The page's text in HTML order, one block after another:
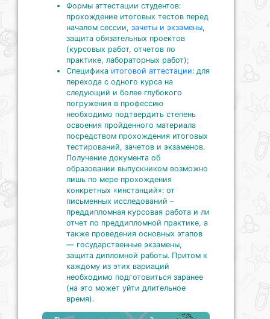
Формы аттестации студентов:
прохождение итоговых тестов перед
началом сессии, зачеты и экзамены,
защита обязательных проектов
(курсовых работ, отчетов по
практике, лабораторных работ);
Специфика итоговой аттестации: для
перехода с одного курса на
следующий и более глубокого
погружения в профессию
необходимо подтвердить степень
освоения пройденного материала
посредством прохождения итоговых
тестирований, зачетов и экзаменов.
Получение документа об
образовании выпускником возможно
лишь по мере прохождения
конкретных «инстанций»: от
письменных исследований –
преддипломная курсовая работа и ли
отчет по преддипломной практике, а
также проведения основных этапов
— государственные экзамены,
защита дипломной работы. Притом к
каждому из этих вариаций
необходимо подготовиться заранее
(на это может уйти длительное
время).